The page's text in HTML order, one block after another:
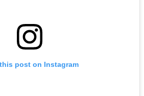
post on Instagram